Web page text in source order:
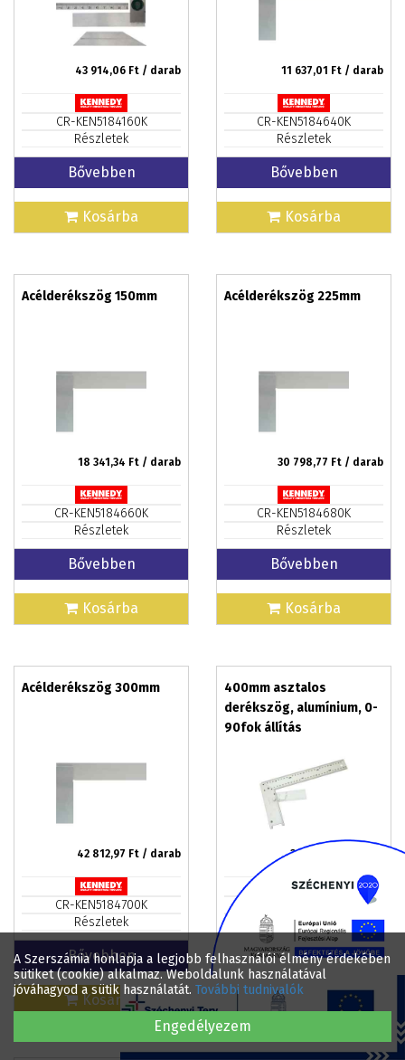
A Szerszámia honlapja a legjobb felhasználói élmény érdekében
sütiket (cookie) alkalmaz. Weboldalunk használatával
jóváhagyod a sütik használatát. További tudnivalók
Engedélyezem
43 914,06 Ft / darab
CR-KEN5184160K
Részletek
Bővebben
Kosárba
11 637,01 Ft / darab
CR-KEN5184640K
Részletek
Bővebben
Kosárba
Acélderékszög 150mm
18 341,34 Ft / darab
CR-KEN5184660K
Részletek
Bővebben
Kosárba
Acélderékszög 225mm
30 798,77 Ft / darab
CR-KEN5184680K
Részletek
Bővebben
Kosárba
Acélderékszög 300mm
42 812,97 Ft / darab
CR-KEN5184700K
Részletek
Bővebben
Kosárba
400mm asztalos
derékszög, alumínium, 0-
90fok állítás
3 232,15
Részletek
Bővebben
Kosárba